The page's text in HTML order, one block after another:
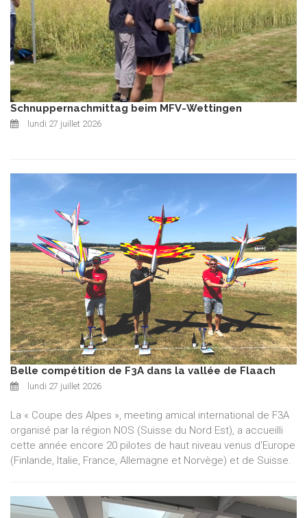
Schnuppernachmittag beim MFV-Wettingen
lundi 27 juillet 2026
Belle compétition de F3A dans la vallée de Flaach
lundi 27 juillet 2026
La « Coupe des Alpes », meeting amical international de F3A
organisé par la région NOS (Suisse du Nord Est), a accueilli
cette année encore 20 pilotes de haut niveau venus d'Europe
(Finlande, Italie, France, Allemagne et Norvège) et de Suisse.